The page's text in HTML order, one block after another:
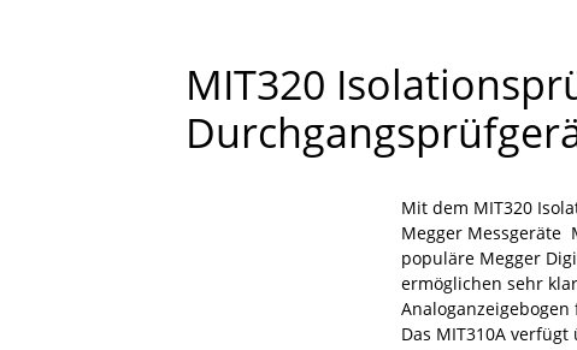
MIT320
Mit dem MIT320
Megger Messgeräte
populäre Megger
ermöglichen sehr
Das MIT310A